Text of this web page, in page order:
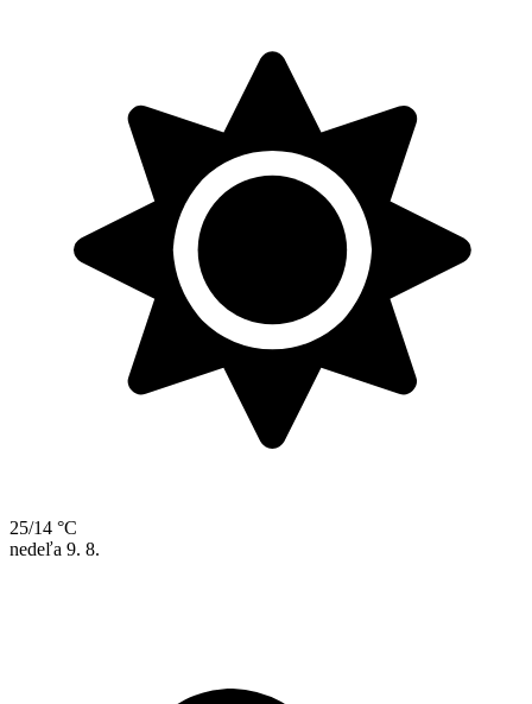
25/14 °C
nedeľa 9. 8.